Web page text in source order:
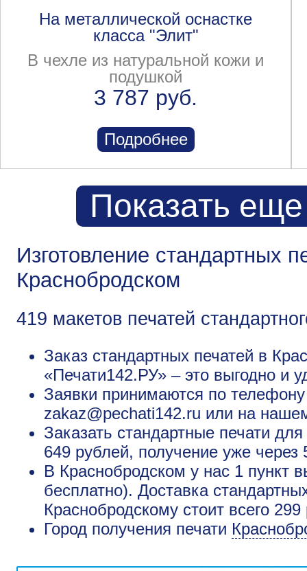
На металлической оснастке
класса "Элит"
В чехле из натуральной кожи и
подушкой
3 787 руб.
Подробнее
Показать
Изготовление стандартных
Краснобродском
419 макетов печатей
Заказ стандартных печатей в
«Печати142.РУ» – это выгодно и
Заявки принимаются по
zakaz@pechati142.ru или на
Заказать стандартные печати
649 рублей, получение уже через
В Краснобродском у нас 1 пункт
бесплатно). Доставка
Краснобродскому стоит всего
Город получения печати